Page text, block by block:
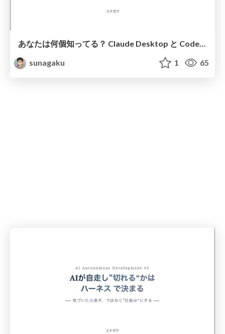
あなたは何個知ってる？ Claude Desktop と Codex App のかくれた便利機能クイズ
sunagaku
1 65